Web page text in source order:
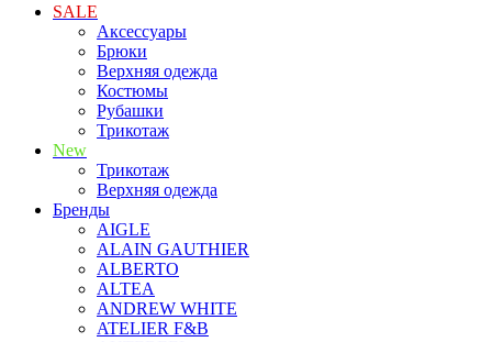
SALE
Аксессуары
Брюки
Верхняя одежда
Костюмы
Рубашки
Трикотаж
New
Трикотаж
Верхняя одежда
Бренды
AIGLE
ALAIN GAUTHIER
ALBERTO
ALTEA
ANDREW WHITE
ATELIER F&B